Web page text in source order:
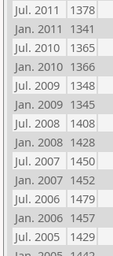
Jul. 2011
1378
Jan. 2011 1341
Jul. 2010
1365
Jan. 2010 1366
Jul. 2009
1348
Jan. 2009 1345
Jul. 2008
1408
Jan. 2008 1428
Jul. 2007
1450
Jan. 2007 1452
Jul. 2006
1479
Jan. 2006 1457
Jul. 2005
1429